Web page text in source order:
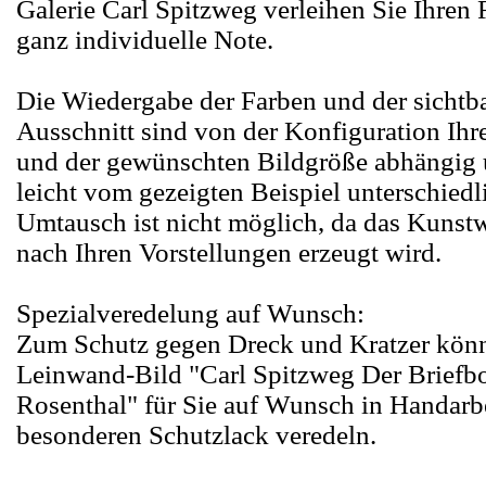
Galerie Carl Spitzweg verleihen Sie Ihren
ganz individuelle Note.
Die Wiedergabe der Farben und der
Ausschnitt sind von der Konfiguration
und der gewünschten Bildgröße abhängig
leicht vom gezeigten Beispiel
Umtausch ist nicht möglich, da das
nach Ihren Vorstellungen erzeugt wird.
Spezialveredelung auf Wunsch:
Zum Schutz gegen Dreck und Kratzer
Leinwand-Bild "Carl Spitzweg Der
Rosenthal" für Sie auf Wunsch in
besonderen Schutzlack veredeln.